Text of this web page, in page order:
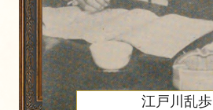
江戸川乱歩